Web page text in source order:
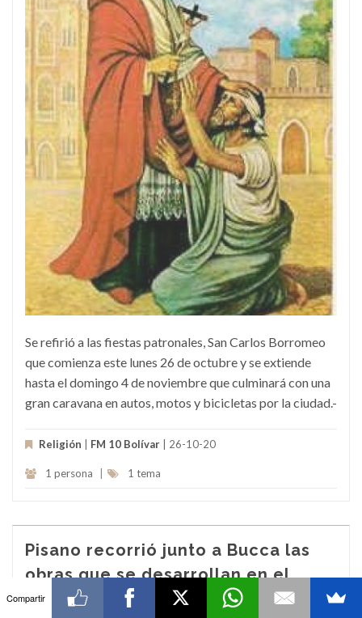
Se refirió a las fiestas patronales, San Carlos Borromeo
que comienza este lunes 26 de octubre y se extiende
hasta el domingo 4 de noviembre que culminará con una
gran caravana en autos, motos y bicicletas por la ciudad.-
Religión | FM 10 Bolívar | 26-10-20
1 persona | 1 tema
Pisano recorrió junto a Bucca las
obras que se desarrollan en el
Capredoni
Compartir